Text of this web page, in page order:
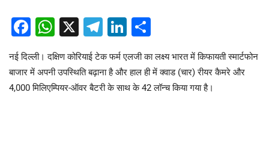
Facebook
WhatsApp
X Telegram
LinkedIn
नई दिल्ली। दक्षिण कोरियाई टेक फर्म एलजी का लक्ष्य भारत में किफायती स्मार्टफोन
बाजार में अपनी उपस्थिति बढ़ाना है और हाल ही में क्वाड (चार) रीयर कैमरे और
4,000 मिलिएम्पियर-ऑवर बैटरी के साथ के 42 लॉन्च किया गया है।